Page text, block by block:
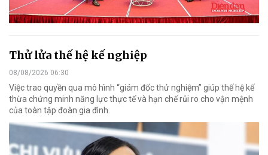
Thử lửa thế hệ kế nghiệp
08/08/2026 06:30
Việc trao quyền qua mô hình “giám đốc thử nghiệm” giúp thế hệ kế
thừa chứng minh năng lực thực tế và hạn chế rủi ro cho vận mệnh
của toàn tập đoàn gia đình.